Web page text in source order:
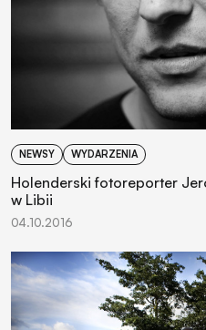
NEWSY WYDARZENIA
Holenderski fotoreporter
w Libii
04.10.2016